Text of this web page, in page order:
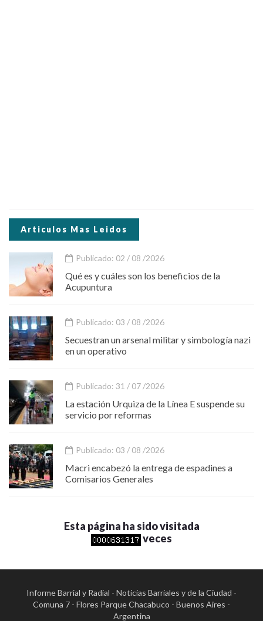
Articulos Mas Leidos
Publicado: 02 / 08 /2026
Qué es y cuáles son los beneficios de la
Acupuntura
Publicado: 03 / 08 /2026
Secuestran un arsenal militar y simbología nazi
en un operativo
Publicado: 31 / 07 /2026
La estación Urquiza de la Línea E suspende su
servicio por reformas
Publicado: 03 / 08 /2026
Macri encabezó la entrega de espadines a
Comisarios Generales
Esta página ha sido visitada
veces
Informe Barrial y Radial - Noticias Barriales y de la Ciudad -
Comuna 7 - Flores Parque Chacabuco - Buenos Aires -
Argentina